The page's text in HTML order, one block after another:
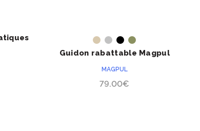
ACHETER
Guidon rabattable Magpul
MAGPUL
79.00€